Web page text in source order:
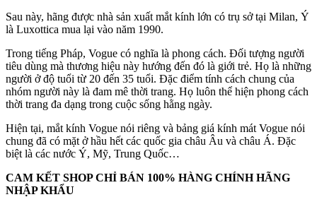
Sau này, hãng được nhà sản xuất mắt kính lớn có trụ sở tại Milan, Ý
là Luxottica mua lại vào năm 1990.
Trong tiếng Pháp, Vogue có nghĩa là phong cách. Đối tượng người
tiêu dùng mà thương hiệu này hướng đến đó là giới trẻ. Họ là những
người ở độ tuổi từ 20 đến 35 tuổi. Đặc điểm tính cách chung của
nhóm người này là đam mê thời trang. Họ luôn thể hiện phong cách
thời trang đa dạng trong cuộc sống hằng ngày.
Hiện tại, mắt kính Vogue nói riêng và bảng giá kính mát Vogue nói
chung đã có mặt ở hầu hết các quốc gia châu Âu và châu Á. Đặc
biệt là các nước Ý, Mỹ, Trung Quốc…
CAM KẾT SHOP CHỈ BÁN 100% HÀNG CHÍNH HÃNG
NHẬP KHẨU